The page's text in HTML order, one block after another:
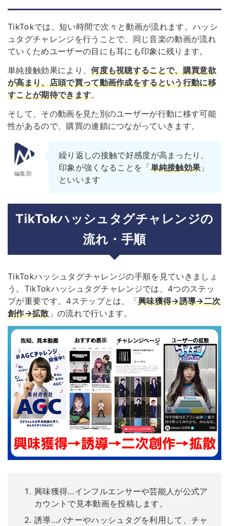
TikTokでは、短い時間で次々と動画が流れます。ハッシ
ュタグチャレンジを行うことで、同じ音楽の動画が流れ
ていくためユーザーの目にも耳にも印象に残ります。
単純接触効果により、何度も視聴することで、購買意欲
が高まり、店頭で買って動画作成をするという行動に移
すことが期待できます。
そして、その動画を見た別のユーザーが行動に移す可能
性があるので、購買の連鎖につながっていきます。
編集部
繰り返しの接触で好感度が高まったり、
印象が強くなることを「単純接触効果 」
といいます
TikTokハッシュタグチャレンジの
流れ・手順
TikTokハッシュタグチャレンジの手順を見ていきましょ
う。TikTokハッシュタグチャレンジでは、4つのステッ
プが重要です。4ステップとは、「興味獲得→誘導→二次
創作→拡散」の流れで行います。
興味獲得…インフルエンサーや芸能人が公式ア
カウントで見本動画を投稿します。
誘導…バナーやハッシュタグを利用して、チャ